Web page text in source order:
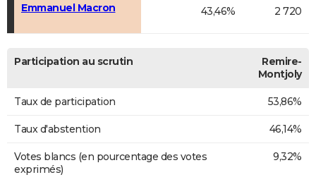
Emmanuel Macron 43,46% 2 720
Participation au scrutin
Remire-
Montjoly
Taux de participation 53,86%
Taux d'abstention 46,14%
Votes blancs (en pourcentage des votes
exprimés)
9,32%